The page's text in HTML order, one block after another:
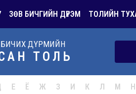
ЗӨВ БИЧГИЙН ДҮРЭМ ТОЛИЙН
БИЧИХ ДҮРМИЙН
ТОЛЬ
Е Ё Ж З И К Л М Н